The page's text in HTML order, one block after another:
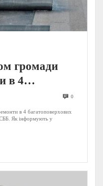
громади
в 4
у яких
де саме
0
в 4 багатоповерхових
Як інформують у